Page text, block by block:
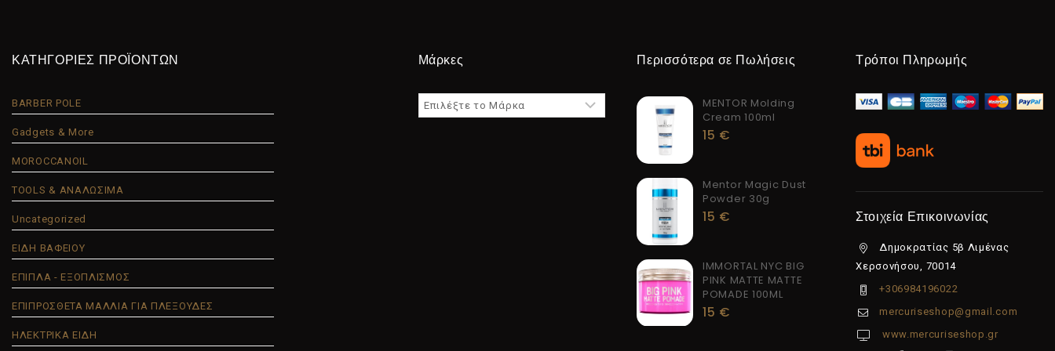
ΚΑΤΗΓΟΡΙΕΣ ΠΡΟΪΟΝΤΩΝ
BARBER POLE
Gadgets & More
MOROCCANOIL
TOOLS & ΑΝΑΛΩΣΙΜΑ
Uncategorized
ΕΙΔΗ ΒΑΦΕΙΟΥ
ΕΠΙΠΛΑ - ΕΞΟΠΛΙΣΜΟΣ
ΕΠΙΠΡΟΣΘΕΤΑ ΜΑΛΛΙΑ ΓΙΑ ΠΛΕΞΟΥΔΕΣ
ΗΛΕΚΤΡΙΚΑ ΕΙΔΗ
Μάρκες Περισσότερα σε Πωλήσεις
MENTOR Molding
Cream 100ml
15 €
Mentor Magic Dust
Powder 30g
15 €
IMMORTAL NYC BIG
PINK MATTE MATTE
POMADE 100ML
15 €
Τρόποι Πληρωμής
Στοιχεία Επικοινωνίας
Δημοκρατίας 5β Λιμένας
Χερσονήσου, 70014
+306984196022
mercuriseshop@gmail.com
www.mercuriseshop.gr